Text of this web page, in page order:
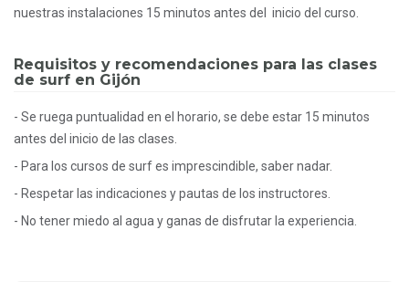
nuestras instalaciones 15 minutos antes del inicio del curso.
Requisitos y recomendaciones para las clases
de surf en Gijón
- Se ruega puntualidad en el horario, se debe estar 15 minutos
antes del inicio de las clases.
- Para los cursos de surf es imprescindible, saber nadar.
- Respetar las indicaciones y pautas de los instructores.
- No tener miedo al agua y ganas de disfrutar la experiencia.